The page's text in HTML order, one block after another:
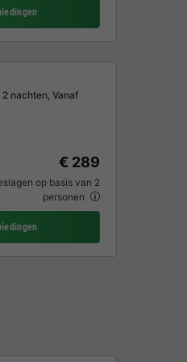
nachten, Vanaf
€ 289
op basis van 2
personen